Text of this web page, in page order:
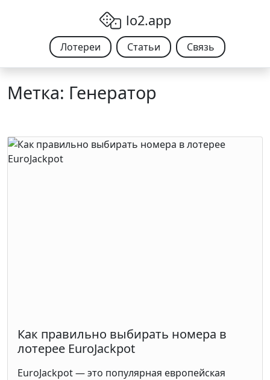
lo2.app
Лотереи Статьи Связь
Метка: Генератор
Как правильно выбирать номера в
лотерее EuroJackpot
EuroJackpot — это популярная европейская